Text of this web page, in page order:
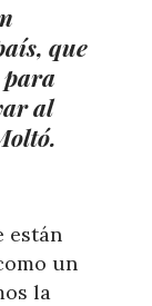
que
al
están
un
la